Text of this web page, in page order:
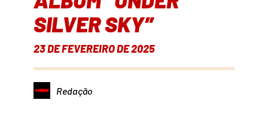
SILVER SKY”
23 DE FEVEREIRO DE 2025
Redação